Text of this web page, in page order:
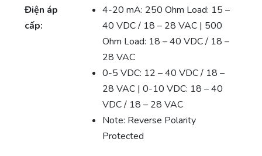
Điện áp
cấp:
4-20 mA: 250 Ohm Load: 15 –
40 VDC / 18 – 28 VAC | 500
Ohm Load: 18 – 40 VDC / 18 –
28 VAC
0-5 VDC: 12 – 40 VDC / 18 –
28 VAC | 0-10 VDC: 18 – 40
VDC / 18 – 28 VAC
Note: Reverse Polarity
Protected